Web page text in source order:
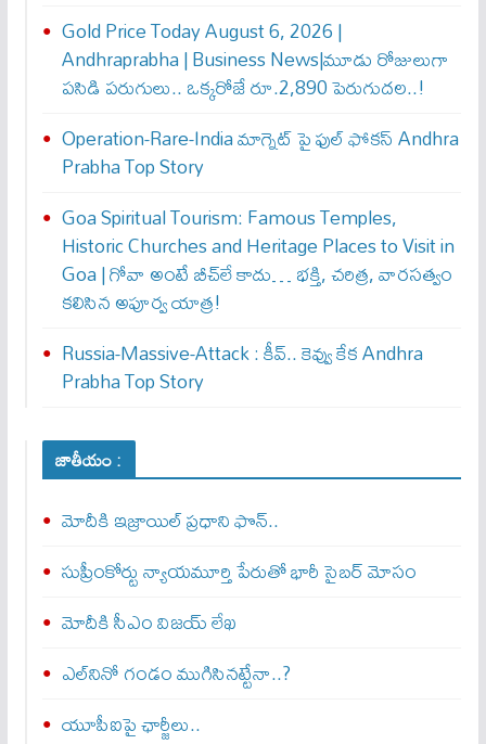
Gold Price Today August 6, 2026 |
Andhraprabha | Business News|మూడు రోజులుగా
పసిడి పరుగులు.. ఒక్కరోజే రూ.2,890 పెరుగుద‌ల‌..!
Operation-Rare-India మాగ్నెట్ పై ఫుల్ ఫోక‌స్ Andhra
Prabha Top Story
Goa Spiritual Tourism: Famous Temples,
Historic Churches and Heritage Places to Visit in
Goa | గోవా అంటే బీచ్‌లే కాదు… భక్తి, చరిత్ర, వారసత్వం
కలిసిన అపూర్వ యాత్ర!
Russia-Massive-Attack : కీవ్‌.. కెవ్వు కేక‌ Andhra
Prabha Top Story
జాతీయం :
మోదీకి ఇజ్రాయిల్ ప్ర‌ధాని ఫొన్..
సుప్రీంకోర్టు న్యాయమూర్తి పేరుతో భారీ సైబర్ మోసం
మోదీకి సీఎం విజయ్ లేఖ
ఎల్‌నినో గండం ముగిసినట్టేనా..?
యూపీఐపై ఛార్జీలు..